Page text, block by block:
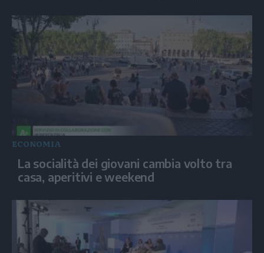
ECONOMIA
La socialità dei giovani cambia volto tra
casa, aperitivi e weekend